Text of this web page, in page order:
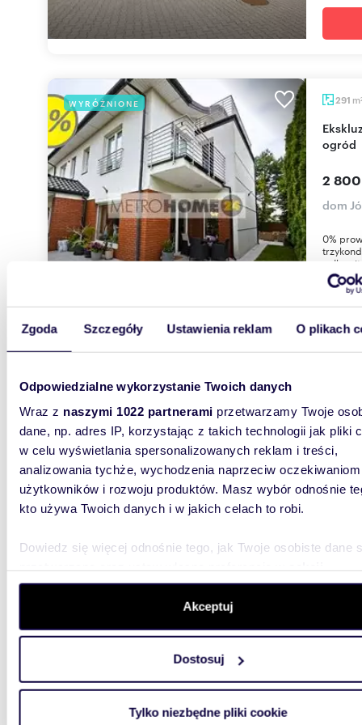
Zgoda Szczegóły Ustawienia reklam O plikach
Odpowiedzialne wykorzystanie Twoich danych
Wraz z naszymi 1022 partnerami przetwarzamy Twoje
dane, np. adres IP, korzystając z takich technologii jak pliki
w celu wyświetlania spersonalizowanych reklam i treści,
analizowania tychże, wychodzenia naprzeciw oczekiwaniom
użytkowników i rozwoju produktów. Masz wybór odnośnie
kto używa Twoich danych i w jakich celach to robi.
Dowiedz się więcej odnośnie tego, jak Twoje osobiste dane
szczegółów. W Deklaracji plików cookie możesz zmienić
wycofać swoją zgodę w dowolnej chwili.
aby oferować funkcje społecznościowe i analizować ruch w
witrynie. Informacje o tym, jak korzystasz z naszej witryny,
analitycznym. Partnerzy mogą połączyć te informacje z
Akceptuj
Dostosuj
Tylko niezbędne pliki cookie
WYRÓŻNIONE 291 m
Ekskluzywny dom 291 m² z garażem - tarasy i
ogród
2
dom
0%
WYRÓŻNIONE
Polecam elegancki 72 m² apartament w inwestycji
1 797
WYRÓŻNIONE 71m